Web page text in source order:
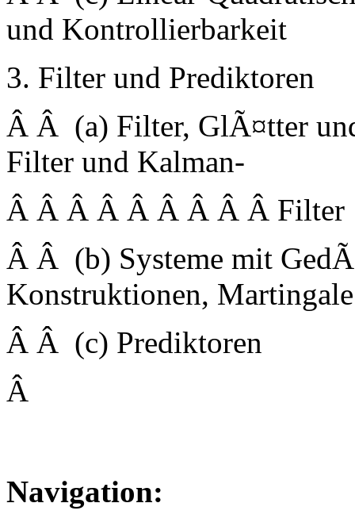
und Kontrollierbarkeit
3. Filter und Prediktoren
Â Â (a) Filter, GlÃ¤tter
Filter und Kalman-
Â Â Â Â Â Â Â Â Â Filter
Â Â (b) Systeme mit
Konstruktionen, Martingale
Â Â (c) Prediktoren
Â
Navigation: